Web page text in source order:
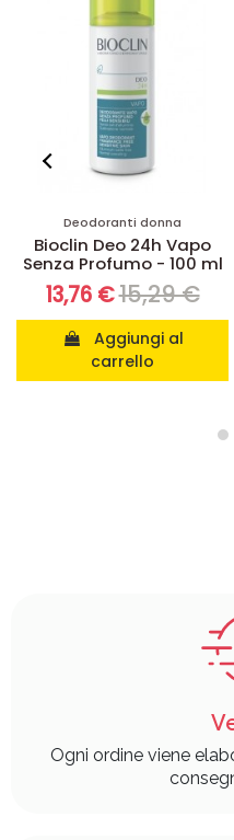
Deodoranti donna
Bioclin Deo 24h Vapo
Senza Profumo - 100 ml
13,76 €15,29 €
carrello
Ogni ordine viene